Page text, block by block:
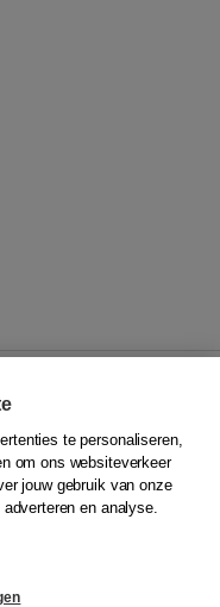
te personaliseren,
om ons websiteverkeer
jouw gebruik van onze
en analyse.